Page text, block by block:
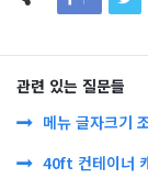
관련 있는 질문들
메뉴 글자크기
40ft 컨테이너